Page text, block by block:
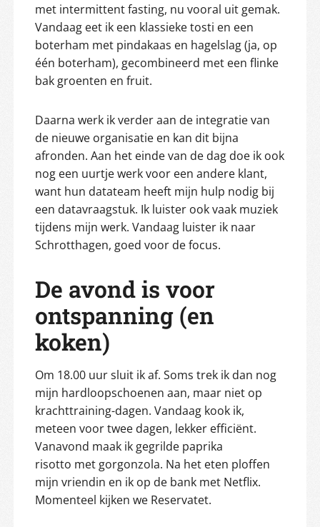
met intermittent fasting, nu vooral uit gemak.
Vandaag eet ik een klassieke tosti en een
boterham met pindakaas en hagelslag (ja, op
één boterham), gecombineerd met een flinke
bak groenten en fruit.
Daarna werk ik verder aan de integratie van
de nieuwe organisatie en kan dit bijna
afronden. Aan het einde van de dag doe ik ook
nog een uurtje werk voor een andere klant,
want hun datateam heeft mijn hulp nodig bij
een datavraagstuk. Ik luister ook vaak muziek
tijdens mijn werk. Vandaag luister ik naar
Schrotthagen, goed voor de focus.
De avond is voor
ontspanning (en
koken)
Om 18.00 uur sluit ik af. Soms trek ik dan nog
mijn hardloopschoenen aan, maar niet op
krachttraining-dagen. Vandaag kook ik,
meteen voor twee dagen, lekker efficiënt.
Vanavond maak ik gegrilde paprika
risotto met gorgonzola. Na het eten ploffen
mijn vriendin en ik op de bank met Netflix.
Momenteel kijken we Reservatet.